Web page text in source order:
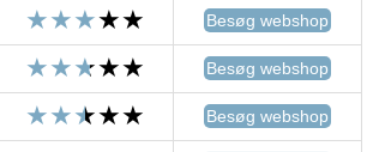
Besøg webshop
Besøg webshop
Besøg webshop